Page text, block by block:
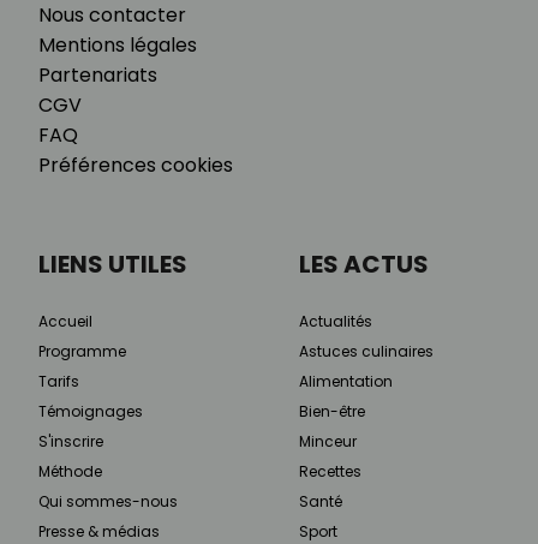
Nous contacter
Mentions légales
Partenariats
CGV
FAQ
Préférences cookies
LIENS UTILES
Accueil
Programme
Tarifs
Témoignages
S'inscrire
Méthode
Qui sommes-nous
Presse & médias
LES ACTUS
Actualités
Astuces culinaires
Alimentation
Bien-être
Minceur
Recettes
Santé
Sport